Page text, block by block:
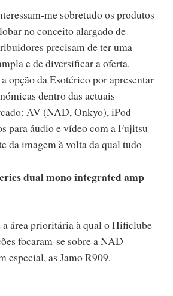
me sobretudo os produtos
no conceito alargado de
precisam de ter uma
e de diversificar a oferta.
opção da Esotérico por apresentar
dentro das actuais
AV (NAD, Onkyo), iPod
para áudio e vídeo com a Fujitsu
da imagem à volta da qual tudo
dual mono integrated amp
a área prioritária à qual o Hificlube
focaram-se sobre a NAD
especial, as Jamo R909.